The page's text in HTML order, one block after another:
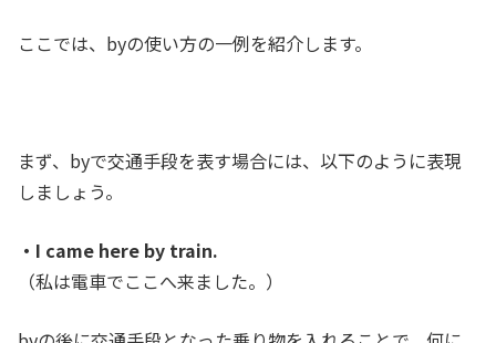
ここでは、byの使い方の一例を紹介します。
まず、byで交通手段を表す場合には、以下のように表現
しましょう。
・I came here by train.
（私は電車でここへ来ました。）